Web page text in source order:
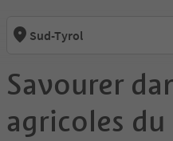
Sud-Tyrol
Savourer
agricoles